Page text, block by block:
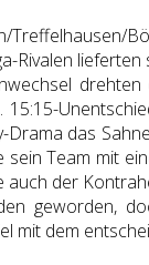
Rivalen
das
Team mit
der
geworden,
mit dem